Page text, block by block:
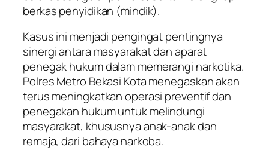
berkas penyidikan (mindik).
Kasus ini menjadi pengingat pentingnya
sinergi antara masyarakat dan aparat
penegak hukum dalam memerangi narkotika.
Polres Metro Bekasi Kota menegaskan akan
terus meningkatkan operasi preventif dan
penegakan hukum untuk melindungi
masyarakat, khususnya anak-anak dan
remaja, dari bahaya narkoba.